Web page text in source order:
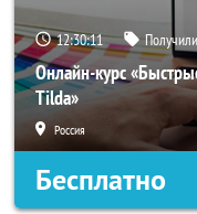
12:30:10
Онлайн-курс
Tilda»
Россия
Бесплатно